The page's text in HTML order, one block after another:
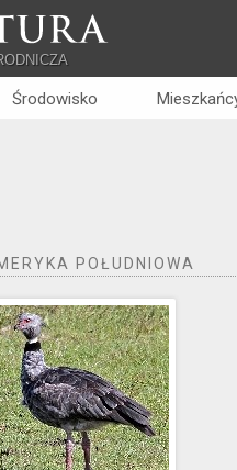
Środowisko
POŁUDNIOWA